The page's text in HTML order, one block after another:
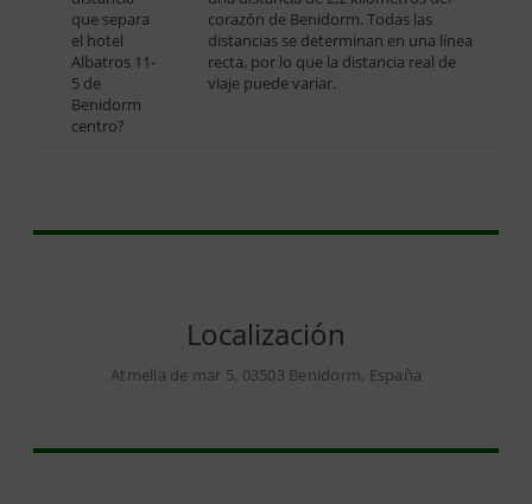
que separa
el hotel
Albatros 11-
5 de
Benidorm
centro?
corazón de Benidorm. Todas las
distancias se determinan en una línea
recta, por lo que la distancia real de
viaje puede variar.
Localización
Atmella de mar 5, 03503 Benidorm, España